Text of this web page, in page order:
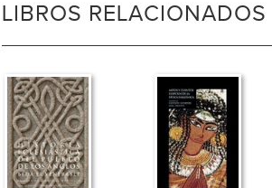
LIBROS RELACIONADOS